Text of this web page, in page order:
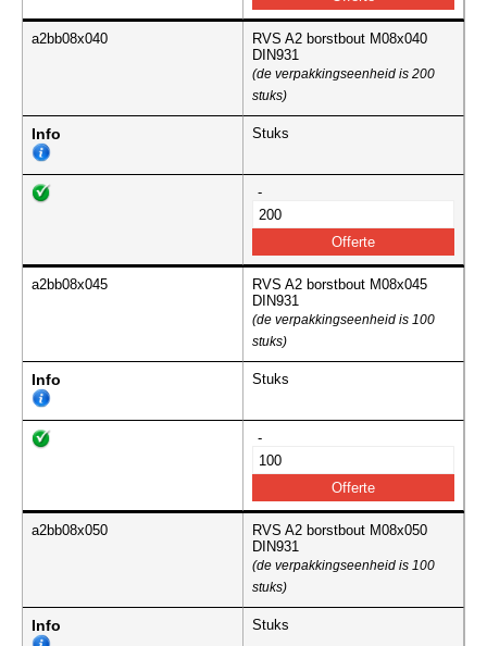
a2bb08x040
RVS A2 borstbout M08x040
DIN931
(de verpakkingseenheid is 200
stuks)
Info Stuks
-
a2bb08x045
RVS A2 borstbout M08x045
DIN931
(de verpakkingseenheid is 100
stuks)
Info Stuks
-
a2bb08x050
RVS A2 borstbout M08x050
DIN931
(de verpakkingseenheid is 100
stuks)
Info Stuks